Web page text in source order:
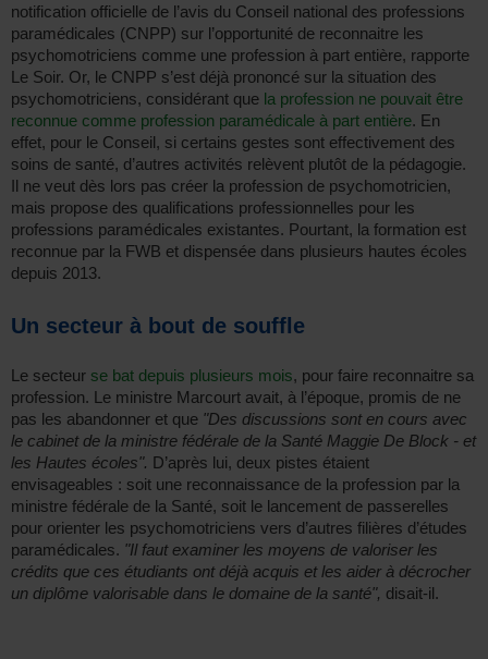
notification officielle de l’avis du Conseil national des professions
paramédicales (CNPP) sur l’opportunité de reconnaitre les
psychomotriciens comme une profession à part entière, rapporte
Le Soir. Or, le CNPP s’est déjà prononcé sur la situation des
psychomotriciens, considérant que la profession ne pouvait être
reconnue comme profession paramédicale à part entière. En
effet, pour le Conseil, si certains gestes sont effectivement des
soins de santé, d’autres activités relèvent plutôt de la pédagogie.
Il ne veut dès lors pas créer la profession de psychomotricien,
mais propose des qualifications professionnelles pour les
professions paramédicales existantes. Pourtant, la formation est
reconnue par la FWB et dispensée dans plusieurs hautes écoles
depuis 2013.
Un secteur à bout de souffle
Le secteur se bat depuis plusieurs mois, pour faire reconnaitre sa
profession. Le ministre Marcourt avait, à l’époque, promis de ne
pas les abandonner et que "Des discussions sont en cours avec
le cabinet de la ministre fédérale de la Santé Maggie De Block - et
les Hautes écoles". D’après lui, deux pistes étaient
envisageables : soit une reconnaissance de la profession par la
ministre fédérale de la Santé, soit le lancement de passerelles
pour orienter les psychomotriciens vers d’autres filières d’études
paramédicales. "Il faut examiner les moyens de valoriser les
crédits que ces étudiants ont déjà acquis et les aider à décrocher
un diplôme valorisable dans le domaine de la santé", disait-il.